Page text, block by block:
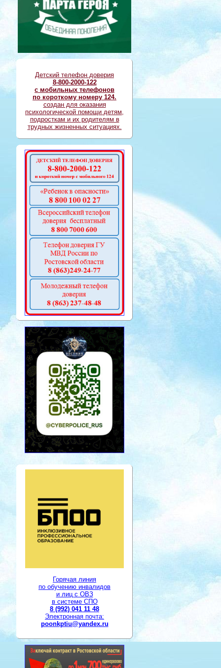
Детский телефон доверия
8-800-2000-122
с мобильных телефонов
по короткому номеру 124.
создан для оказания
психологической помощи детям,
подросткам и их родителям в
трудных жизненных ситуациях.
Горячая линия
по обучению инвалидов
и лиц с ОВЗ
в системе СПО
8 (992) 041 11 48
Электронная почта:
poonkptiu@yandex.ru